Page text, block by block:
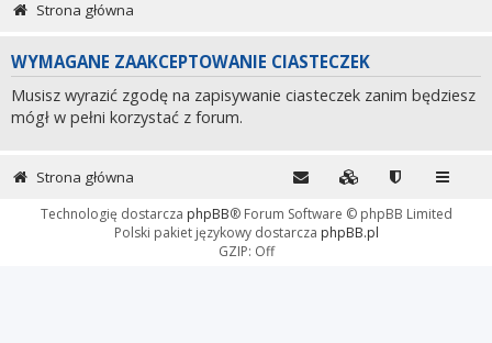
Strona główna
WYMAGANE ZAAKCEPTOWANIE CIASTECZEK
Musisz wyrazić zgodę na zapisywanie ciasteczek zanim będziesz
mógł w pełni korzystać z forum.
Strona główna
Technologię dostarcza phpBB® Forum Software © phpBB Limited
Polski pakiet językowy dostarcza phpBB.pl
GZIP: Off